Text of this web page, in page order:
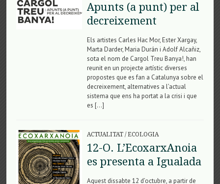
Apunts (a punt) per al
decreixement
Els artistes Carles Hac Mor, Ester Xargay,
Marta Darder, Maria Durán i Adolf Alcañiz,
sota el nom de Cargol Treu Banya!, han
reunit en un projecte artístic diverses
propostes que es fan a Catalunya sobre el
decreixement, alternatives a l’actual
sistema que ens ha portat a la crisi i que
es […]
ACTUALITAT/ECOLOGIA
12-O. L’EcoxarxAnoia
es presenta a Igualada
Aquest dissabte 12 d’octubre, a partir de